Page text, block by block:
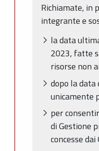
Richiamate, in
integrante e
la data
2023, fatte
risorse non
dopo la
unicamente
per
di Gestione
concesse